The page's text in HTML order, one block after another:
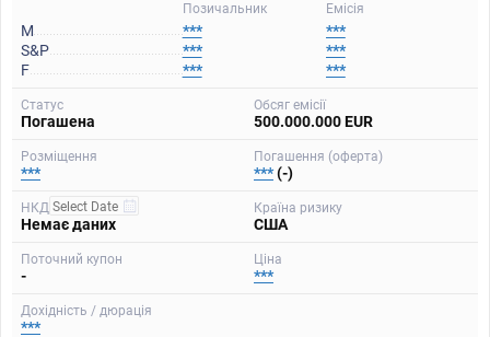
Емісія
Позичальник
M ***
***
S&P
***
***
F
***
***
Статус
Погашена
Обсяг емісії
500.000.000 EUR
Розміщення
***
Погашення (оферта)
***(-)
НКД
Немає даних
Країна ризику
США
Поточний купон
-
Ціна
***
Дохідність / дюрація
***